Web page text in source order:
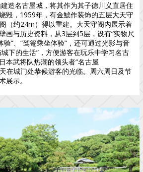
造名古屋城，将其作为其子德川义直居住
毁，1959年，有金鯱作装饰的五层大天守
（约24m）得以重建。大天守阁内展示着
画与历史资料，从3层到5层，设有“实物尺
验”、“驾篭乘坐体验”，还可通过光影与音
下的生活”，方便游客在玩乐中学习名古
本武将队热潮的领头者“名古屋
在城门处恭候游客的光临。周六周日及节
展示。